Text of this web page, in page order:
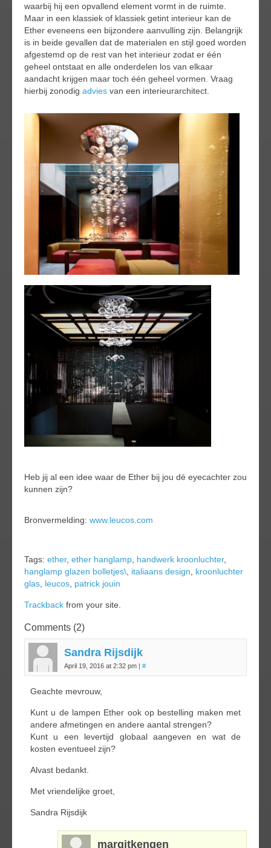
waarbij hij een opvallend element vormt in de ruimte.
Maar in een klassiek of klassiek getint interieur kan de
Ether eveneens een bijzondere aanvulling zijn. Belangrijk
is in beide gevallen dat de materialen en stijl goed worden
afgestemd op de rest van het interieur zodat er één
geheel ontstaat en alle onderdelen los van elkaar
aandacht krijgen maar toch één geheel vormen. Vraag
hierbij zonodig advies van een interieurarchitect.
Heb jij al een idee waar de Ether bij jou dé eyecachter zou
kunnen zijn?
Bronvermelding: www.leucos.com
Tags: ether, ether hanglamp handwerk kroonluchter,
hanglamp glazen bolletjes\ italiaans design
kroonluchter
glas leucos patrick jouin
Trackback from your site.
Comments (2)
Sandra Rijsdijk
April 19, 2016 at 2:32 pm | #
Geachte mevrouw,
Kunt u de lampen Ether ook op bestelling maken met
andere afmetingen en andere aantal strengen?
Kunt u een levertijd globaal aangeven en wat de
kosten eventueel zijn?
Alvast bedankt.
Met vriendelijke groet,
Sandra Rijsdijk
margitkengen